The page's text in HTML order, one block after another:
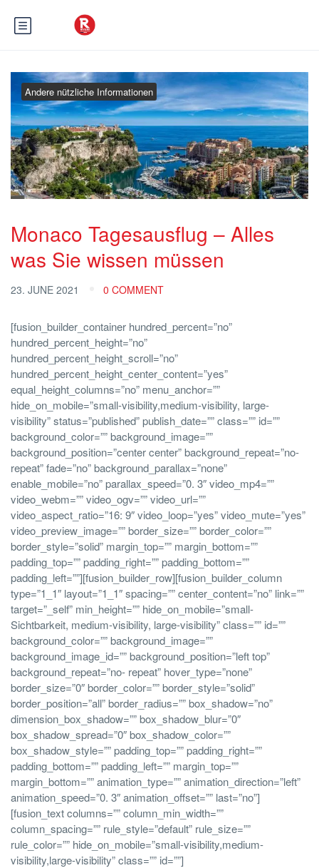
Andere nützliche Informationen
Monaco Tagesausflug – Alles
was Sie wissen müssen
23. JUNE 2021 0 COMMENT
[fusion_builder_container hundred_percent=”no”
hundred_percent_height=”no”
hundred_percent_height_scroll=”no”
hundred_percent_height_center_content=”yes”
equal_height_columns=”no” menu_anchor=””
hide_on_mobile=”small-visibility,medium-visibility, large-
visibility” status=”published” publish_date=”” class=”” id=””
background_color=”” background_image=””
background_position=”center center” background_repeat=”no-
repeat” fade=”no” background_parallax=”none”
enable_mobile=”no” parallax_speed=”0. 3″ video_mp4=””
video_webm=”” video_ogv=”” video_url=””
video_aspect_ratio=”16: 9″ video_loop=”yes” video_mute=”yes”
video_preview_image=”” border_size=”” border_color=””
border_style=”solid” margin_top=”” margin_bottom=””
padding_top=”” padding_right=”” padding_bottom=””
padding_left=””][fusion_builder_row][fusion_builder_column
type=”1_1″ layout=”1_1″ spacing=”” center_content=”no” link=””
target=”_self” min_height=”” hide_on_mobile=”small-
Sichtbarkeit, medium-visibility, large-visibility” class=”” id=””
background_color=”” background_image=””
background_image_id=”” background_position=”left top”
background_repeat=”no- repeat” hover_type=”none”
border_size=”0″ border_color=”” border_style=”solid”
border_position=”all” border_radius=”” box_shadow=”no”
dimension_box_shadow=”” box_shadow_blur=”0″
box_shadow_spread=”0″ box_shadow_color=””
box_shadow_style=”” padding_top=”” padding_right=””
padding_bottom=”” padding_left=”” margin_top=””
margin_bottom=”” animation_type=”” animation_direction=”left”
animation_speed=”0. 3″ animation_offset=”” last=”no”]
[fusion_text columns=”” column_min_width=””
column_spacing=”” rule_style=”default” rule_size=””
rule_color=”” hide_on_mobile=”small-visibility,medium-
visibility,large-visibility” class=”” id=””]